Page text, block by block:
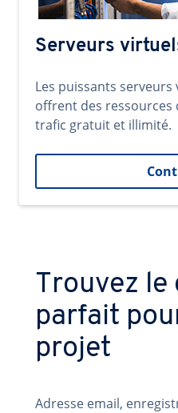
Serveurs
Les puissants serveurs
offrent des ressources
trafic gratuit et illimité.
Trouvez le
parfait
projet
Adresse email,